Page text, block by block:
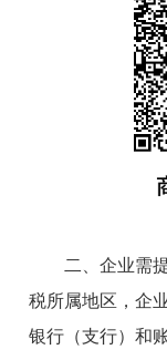
二、企业需
税所属地区，企
银行（支行）和